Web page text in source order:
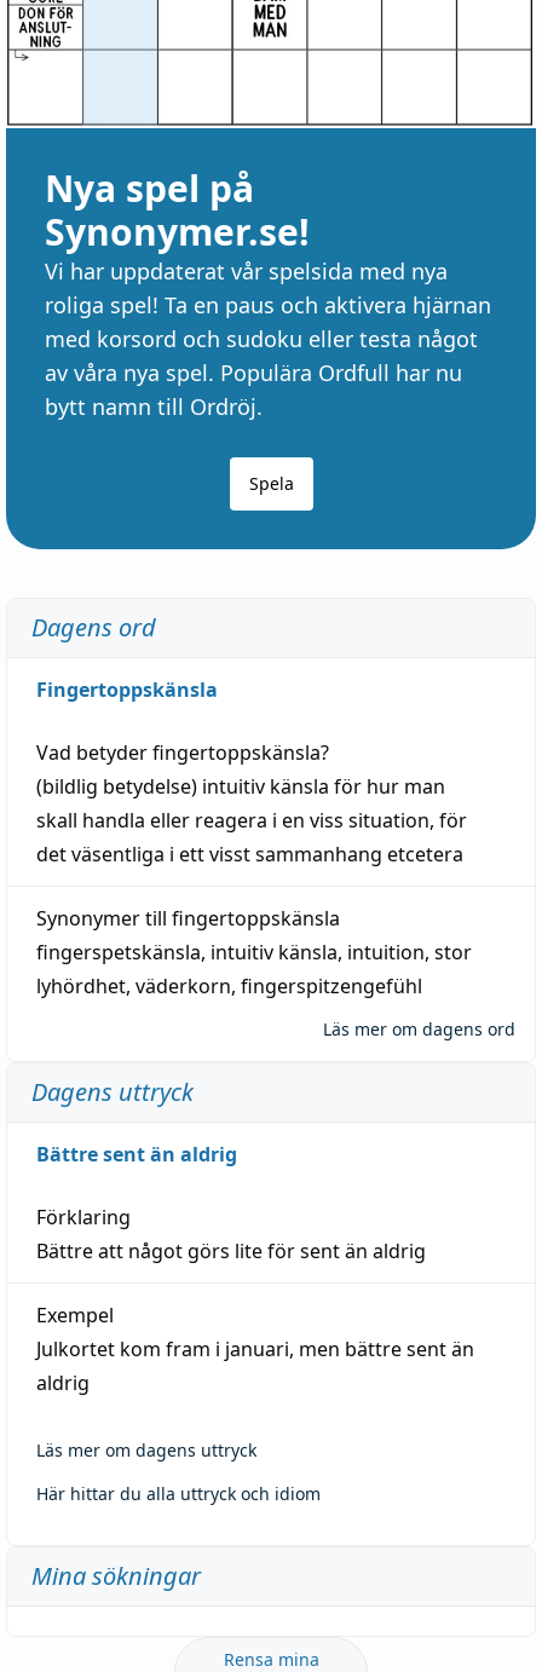
Nya spel på
Synonymer.se!
Vi har uppdaterat vår spelsida med nya
roliga spel! Ta en paus och aktivera hjärnan
med korsord och sudoku eller testa något
av våra nya spel. Populära Ordfull har nu
bytt namn till Ordröj.
Spela
Dagens ord
Fingertoppskänsla
Vad betyderfingertoppskänsla?
(bildlig betydelse) intuitiv känsla för hur man
skall handla eller reagera i en viss situation, för
det väsentliga i ett visstsammanhang etcetera
Synonymer till fingertoppskänsla
fingerspetskänsla, intuitiv känsla, intuition, stor
lyhördhet, väderkorn, fingerspitzengefühl
Läs mer om dagens ord
Dagens uttryck
Bättre sent än aldrig
Förklaring
Bättre att något görs lite för sent än aldrig
Exempel
Julkortet kom fram i januari, men bättre sent än
aldrig
Läs mer om dagens uttryck
Här hittar du alla uttryck och idiom
Mina sökningar
Rensa mina